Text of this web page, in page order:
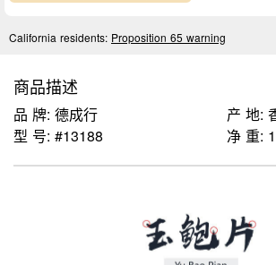
California residents: Proposition 65 warning
商品描述
品 牌: 德成行
产 地:
型 号: #13188
净 重: